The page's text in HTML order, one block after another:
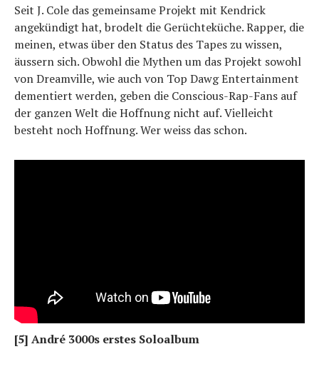
Seit J. Cole das gemeinsame Projekt mit Kendrick
angekündigt hat, brodelt die Gerüchteküche. Rapper, die
meinen, etwas über den Status des Tapes zu wissen,
äussern sich. Obwohl die Mythen um das Projekt sowohl
von Dreamville, wie auch von Top Dawg Entertainment
dementiert werden, geben die Conscious-Rap-Fans auf
der ganzen Welt die Hoffnung nicht auf. Vielleicht
besteht noch Hoffnung. Wer weiss das schon.
[5] André 3000s erstes Soloalbum